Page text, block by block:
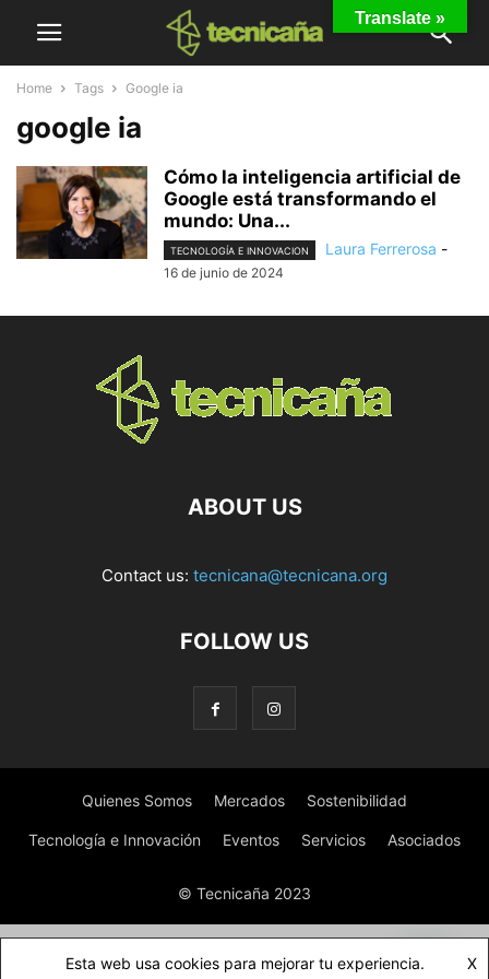
Home Tags Google ia
google ia
Cómo la inteligencia artificial de
Google está transformando el
mundo: Una...
TECNOLOGÍA E INNOVACION Laura Ferrerosa -
16 de junio de 2024
ABOUT US
Contact us: tecnicana@tecnicana.org
FOLLOW US
Quienes Somos Mercados Sostenibilidad
Tecnología e Innovación Eventos Servicios Asociados
© Tecnicaña 2023
Translate »
Esta web usa cookies para mejorar tu experiencia.
X